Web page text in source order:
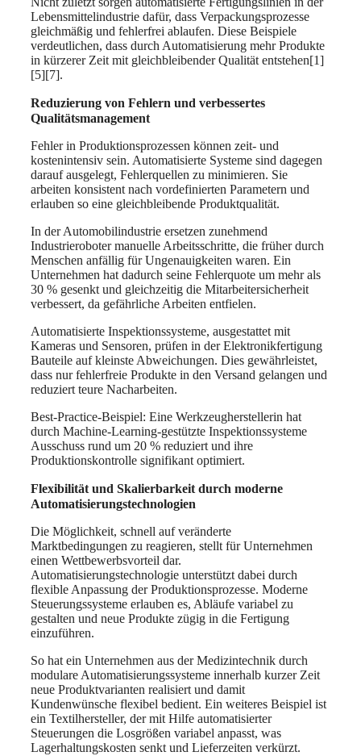
Lebensmittelindustrie dafür, dass Verpackungsprozesse
gleichmäßig und fehlerfrei ablaufen. Diese Beispiele
verdeutlichen, dass durch Automatisierung mehr Produkte
in kürzerer Zeit mit gleichbleibender Qualität entstehen[1]
[5][7].
Reduzierung von Fehlern und verbessertes
Qualitätsmanagement
Fehler in Produktionsprozessen können zeit- und
kostenintensiv sein. Automatisierte Systeme sind dagegen
darauf ausgelegt, Fehlerquellen zu minimieren. Sie
arbeiten konsistent nach vordefinierten Parametern und
erlauben so eine gleichbleibende Produktqualität.
In der Automobilindustrie ersetzen zunehmend
Industrieroboter manuelle Arbeitsschritte, die früher durch
Menschen anfällig für Ungenauigkeiten waren. Ein
Unternehmen hat dadurch seine Fehlerquote um mehr als
30 % gesenkt und gleichzeitig die Mitarbeitersicherheit
verbessert, da gefährliche Arbeiten entfielen.
Automatisierte Inspektionssysteme, ausgestattet mit
Kameras und Sensoren, prüfen in der Elektronikfertigung
Bauteile auf kleinste Abweichungen. Dies gewährleistet,
dass nur fehlerfreie Produkte in den Versand gelangen und
reduziert teure Nacharbeiten.
Best-Practice-Beispiel: Eine Werkzeugherstellerin hat
durch Machine-Learning-gestützte Inspektionssysteme
Ausschuss rund um 20 % reduziert und ihre
Produktionskontrolle signifikant optimiert.
Flexibilität und Skalierbarkeit durch moderne
Automatisierungstechnologien
Die Möglichkeit, schnell auf veränderte
Marktbedingungen zu reagieren, stellt für Unternehmen
einen Wettbewerbsvorteil dar.
Automatisierungstechnologie unterstützt dabei durch
flexible Anpassung der Produktionsprozesse. Moderne
Steuerungssysteme erlauben es, Abläufe variabel zu
gestalten und neue Produkte zügig in die Fertigung
einzuführen.
So hat ein Unternehmen aus der Medizintechnik durch
modulare Automatisierungssysteme innerhalb kurzer Zeit
neue Produktvarianten realisiert und damit
Kundenwünsche flexibel bedient. Ein weiteres Beispiel ist
ein Textilhersteller, der mit Hilfe automatisierter
Steuerungen die Losgrößen variabel anpasst, was
Lagerhaltungskosten senkt und Lieferzeiten verkürzt.